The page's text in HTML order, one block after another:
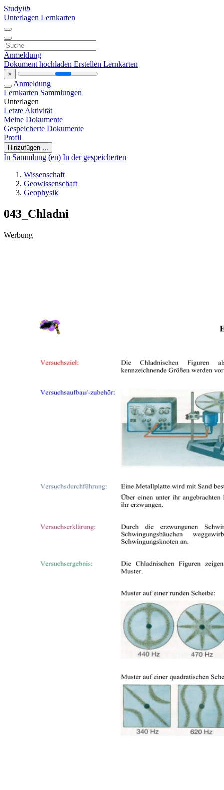
Studylib
Unterlagen Lernkarten
Anmeldung
Dokument hochladen Erstellen Lernkarten
×
Anmeldung
Lernkarten Sammlungen
Unterlagen
Letzte Aktivität
Meine Dokumente
Gespeicherte Dokumente
Profil
Hinzufügen ...
In Sammlung (en) In der gespeicherten
Wissenschaft
Geowissenschaft
Geophysik
043_Chladni
Werbung